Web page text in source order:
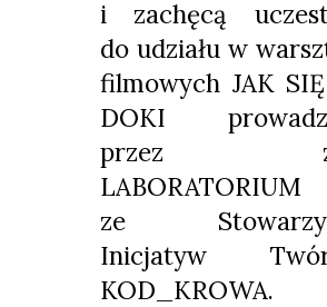
i zachęcą
do udziału w
filmowych JAK
DOKI
przez
ze
Inicjatyw
KOD_KROWA.